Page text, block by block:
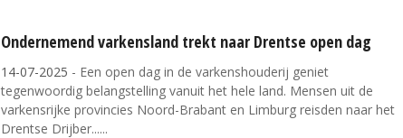
Ondernemend varkensland trekt naar Drentse open dag
14-07-2025 - Een open dag in de varkenshouderij geniet
tegenwoordig belangstelling vanuit het hele land. Mensen uit de
varkensrijke provincies Noord-Brabant en Limburg reisden naar het
Drentse Drijber...